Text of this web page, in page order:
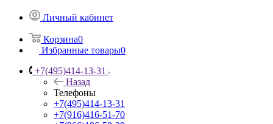
Личный кабинет
Корзина0
Избранные товары0
+7(495)414-13-31
Назад
Телефоны
+7(495)414-13-31
+7(916)416-51-70